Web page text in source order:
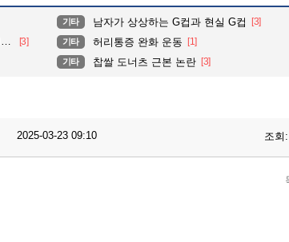
기타 남자가 상상하는 G컵과 현실 G컵 [3]
[3] 기타 허리통증 완화 운동 [1]
기타 찹쌀 도너츠 근본 논란 [3]
2025-03-23 09:10 조회: